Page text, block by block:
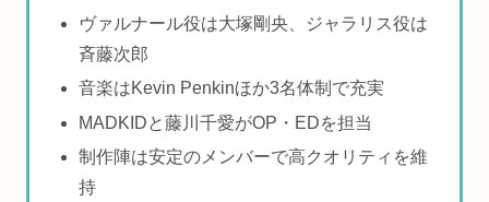
ヴァルナール役は大塚剛央、ジャラリス役は
斉藤次郎
音楽はKevin Penkinほか3名体制で充実
MADKIDと藤川千愛がOP・EDを担当
制作陣は安定のメンバーで高クオリティを維
持